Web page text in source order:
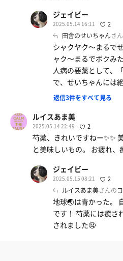
ジェイビー
2025.05.14 16:11 2
田舎のせいちゃんさ
シャクヤク〜まるで
ャク〜まるでボクみ
人病の要薬として、
で、せいちゃんには
返信3件をすべて見る
ルイスあま美
2025.05.14 22:49 2
芍薬、きれいですねー✨✨
と美味しいもの。 お疲れ、
ジェイビー
2025.05.15 08:21 2
ルイスあま美さんの
地球🌏は青かった。
です！ 芍薬には癒さ
されました🤤